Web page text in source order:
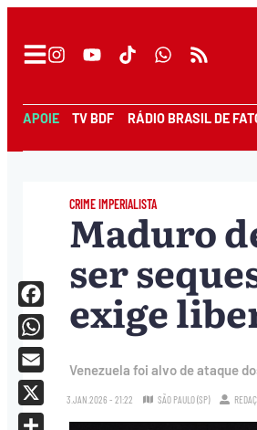
APOIE TV BDF RÁDIO BRASIL DE
CRIME IMPERIALISTA
Maduro
ser
exige
Venezuela foi alvo de ataque
3.JAN.2026 - 21:22 SÃO PAULO (SP)
Facebook
WhatsApp
Email
X